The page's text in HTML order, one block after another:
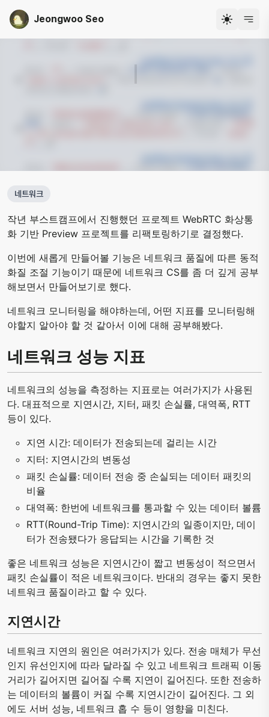
Jeongwoo Seo
네트워크
작년 부스트캠프에서 진행했던 프로젝트 WebRTC 화상통
화 기반 Preview 프로젝트를 리팩토링하기로 결정했다.
이번에 새롭게 만들어볼 기능은 네트워크 품질에 따른 동적
화질 조절 기능이기 때문에 네트워크 CS를 좀 더 깊게 공부
해보면서 만들어보기로 했다.
네트워크 모니터링을 해야하는데, 어떤 지표를 모니터링해
야할지 알아야 할 것 같아서 이에 대해 공부해봤다.
네트워크 성능 지표
네트워크의 성능을 측정하는 지표로는 여러가지가 사용된
다. 대표적으로 지연시간, 지터, 패킷 손실률, 대역폭, RTT
등이 있다.
지연 시간: 데이터가 전송되는데 걸리는 시간
지터: 지연시간의 변동성
패킷 손실률: 데이터 전송 중 손실되는 데이터 패킷의
비율
대역폭: 한번에 네트워크를 통과할 수 있는 데이터 볼륨
RTT(Round-Trip Time): 지연시간의 일종이지만, 데이
터가 전송됐다가 응답되는 시간을 기록한 것
좋은 네트워크 성능은 지연시간이 짧고 변동성이 적으면서
패킷 손실률이 적은 네트워크이다. 반대의 경우는 좋지 못한
네트워크 품질이라고 할 수 있다.
지연시간
네트워크 지연의 원인은 여러가지가 있다. 전송 매체가 무선
인지 유선인지에 따라 달라질 수 있고 네트워크 트래픽 이동
거리가 길어지면 길어질 수록 지연이 길어진다. 또한 전송하
는 데이터의 볼륨이 커질 수록 지연시간이 길어진다. 그 외
에도 서버 성능, 네트워크 홉 수 등이 영향을 미친다.